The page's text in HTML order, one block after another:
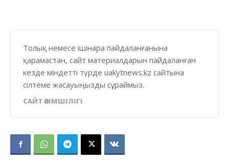
Толық немесе ішінара пайдаланғанына
қарамастан, сайт материалдарын пайдаланған
кезде міндетті түрде uakytnews.kz сайтына
сілтеме жасауыңызды сұраймыз.
САЙТ ӘКІМШІЛІГІ